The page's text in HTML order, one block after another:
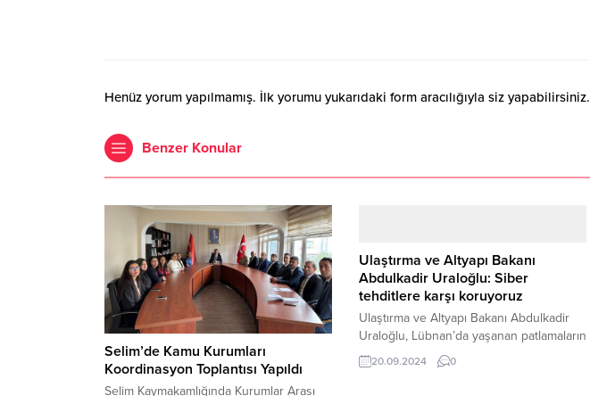
Henüz yorum yapılmamış. İlk yorumu yukarıdaki form aracılığıyla siz yapabilirsiniz.
Benzer Konular
Selim’de Kamu Kurumları
Koordinasyon Toplantısı Yapıldı
Selim Kaymakamlığında Kurumlar Arası
Ulaştırma ve Altyapı Bakanı
Abdulkadir Uraloğlu: Siber
tehditlere karşı koruyoruz
Ulaştırma ve Altyapı Bakanı Abdulkadir
Uraloğlu, Lübnan’da yaşanan patlamaların
ardından siber tehditlerin yeniden
gündeme geldiğini belirtti. Bakan, Ulusal
20.09.2024 0